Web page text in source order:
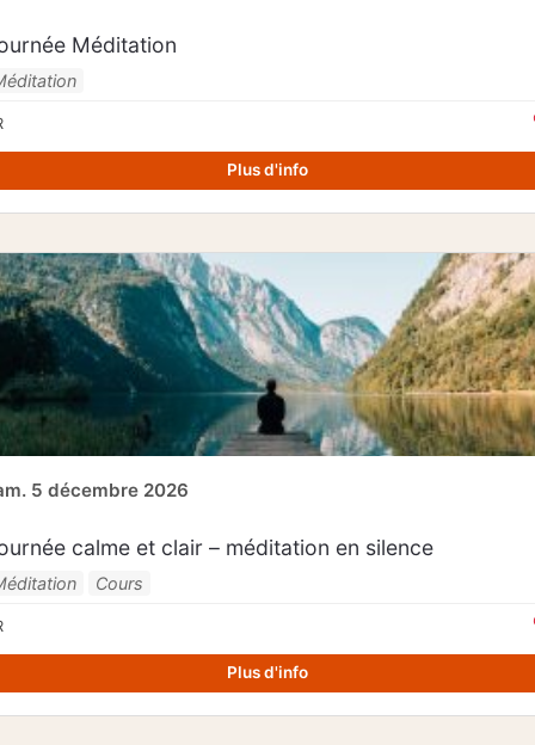
Méditation
Plus d'info
5 décembre 2026
calme et clair – méditation en silence
Cours
Plus d'info